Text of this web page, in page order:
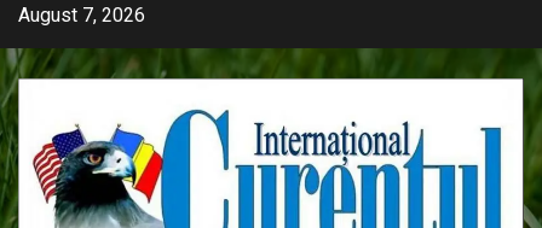
Skip
content
August 7, 2026